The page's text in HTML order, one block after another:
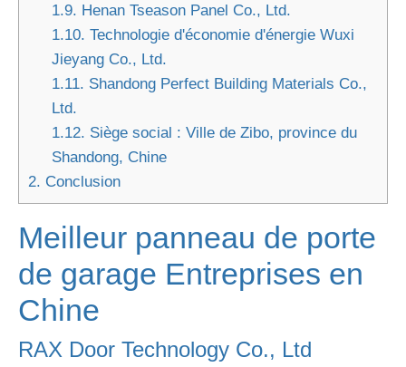
1.9. Henan Tseason Panel Co., Ltd.
1.10. Technologie d'économie d'énergie Wuxi
Jieyang Co., Ltd.
1.11. Shandong Perfect Building Materials Co.,
Ltd.
1.12. Siège social : Ville de Zibo, province du
Shandong, Chine
2. Conclusion
Meilleur panneau de porte
de garage Entreprises en
Chine
RAX Door Technology Co., Ltd